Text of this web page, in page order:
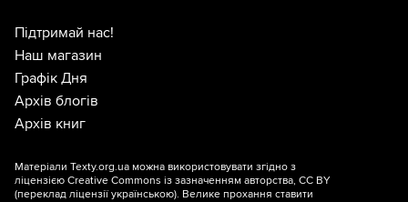
Підтримай нас!
Наш магазин
Графік Дня
Архів блогів
Архів книг
Матеріали Texty.org.ua можна використовувати згідно з
ліцензією Creative Commons із зазначенням авторства, CC BY
(переклад ліцензії українською). Велике прохання ставити